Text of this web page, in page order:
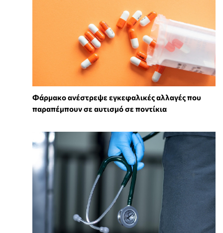
Φάρμακο ανέστρεψε εγκεφαλικές αλλαγές που
παραπέμπουν σε αυτισμό σε ποντίκια